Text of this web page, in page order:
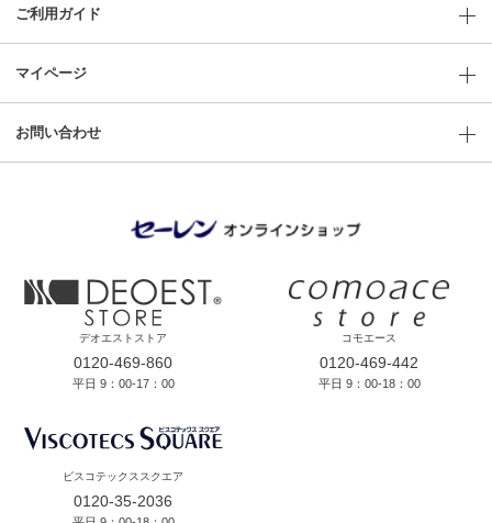
ご利用ガイド
マイページ
お問い合わせ
デオエストストア
0120-469-860
平日 9：00-17：00
コモエース
0120-469-442
平日 9：00-18：00
ビスコテックススクエア
0120-35-2036